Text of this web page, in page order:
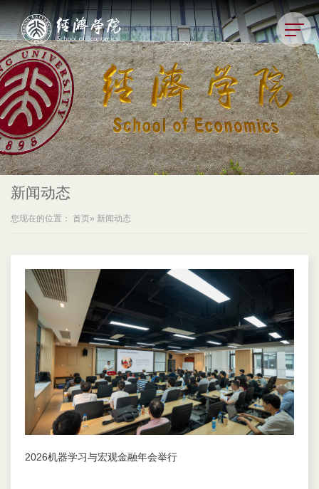
新闻动态
您现在的位置： 首页» 新闻动态
2026机器学习与宏观金融年会举行